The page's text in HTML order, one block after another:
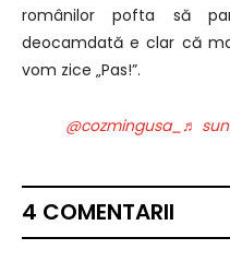
românilor
pofta să
deocamdată e clar că
vom zice „Pas!”.
@cozmingusa_ ♬
4 COMENTARII